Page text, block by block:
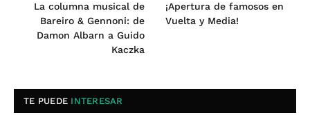
La columna musical de
Bareiro & Gennoni: de
Damon Albarn a Guido
Kaczka
¡Apertura de famosos en
Vuelta y Media!
TE PUEDE INTERESAR